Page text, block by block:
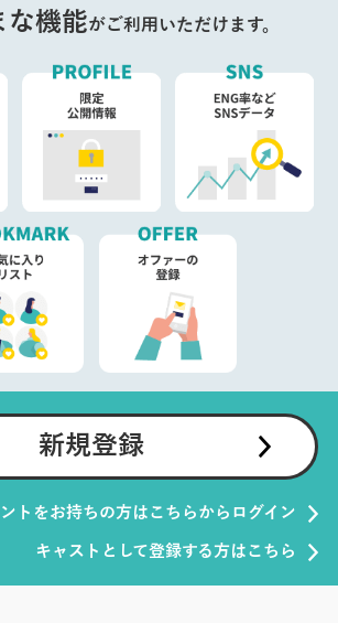
な機能がご利用いただけます。
新規登録
トをお持ちの方はこちらからログイン
キャストとして登録する方はこちら